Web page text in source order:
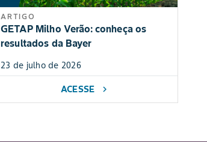
ARTIGO
GETAP Milho Verão: conheça os
resultados da Bayer
23 de julho de 2026
ACESSE chevron_right